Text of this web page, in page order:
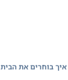
איך בוחרים את הבית